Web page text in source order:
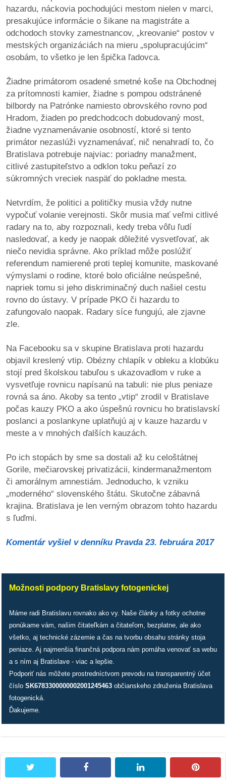
z
médií
videá
/
knihy
/
výstavy
o
nás
podpora
podporte
nás
podporili
nás
autorské
zázemie
kontaktujte
nás
reklama
hazardu, náckovia pochodujúci mestom nielen v marci,
presakujúce informácie o šikane na magistráte a
odchodoch stovky zamestnancov, „kreovanie“ postov v
mestských organizáciách na mieru „spolupracujúcim“
osobám, to všetko je len špička ľadovca.
Žiadne primátorom osadené smetné koše na Obchodnej
za prítomnosti kamier, žiadne s pompou odstránené
bilbordy na Patrónke namiesto obrovského rovno pod
Hradom, žiaden po predchodcoch dobudovaný most,
žiadne vyznamenávanie osobností, ktoré si tento
primátor nezaslúži vyznamenávať, nič nenahradí to, čo
Bratislava potrebuje najviac: poriadny manažment,
citlivé zastupiteľstvo a odklon toku peňazí zo
súkromných vreciek naspäť do pokladne mesta.
Netvrdím, že politici a političky musia vždy nutne
vypočuť volanie verejnosti. Skôr musia mať veľmi citlivé
radary na to, aby rozpoznali, kedy treba vôľu ľudí
nasledovať, a kedy je naopak dôležité vysvetľovať, ak
niečo nevidia správne. Ako príklad môže poslúžiť
referendum namierené proti teplej komunite, maskované
výmyslami o rodine, ktoré bolo oficiálne neúspešné,
napriek tomu si jeho diskriminačný duch našiel cestu
rovno do ústavy. V prípade PKO či hazardu to
zafungovalo naopak. Radary síce fungujú, ale zjavne
zle.
Na Facebooku sa v skupine Bratislava proti hazardu
objavil kreslený vtip. Obézny chlapík v obleku a klobúku
stojí pred školskou tabuľou s ukazovadlom v ruke a
vysvetľuje rovnicu napísanú na tabuli: nie plus peniaze
rovná sa áno. Akoby sa tento „vtip“ zrodil v Bratislave
počas kauzy PKO a ako úspešnú rovnicu ho bratislavskí
poslanci a poslankyne uplatňujú aj v kauze hazardu v
meste a v mnohých ďalších kauzách.
Po ich stopách by sme sa dostali až ku celoštátnej
Gorile, mečiarovskej privatizácii, kindermanažmentom
či amorálnym amnestiám. Jednoducho, k vzniku
„moderného“ slovenského štátu. Skutočne zábavná
krajina. Bratislava je len verným obrazom tohto hazardu
s ľuďmi.
Komentár vyšiel v denníku Pravda 23. februára 2017
Možnosti podpory Bratislavy fotogenickej
Máme radi Bratislavu rovnako ako vy. Naše články a fotky ochotne
ponúkame vám, našim čitateľkám a čitateľom, bezplatne, ale ako
všetko, aj technické zázemie a čas na tvorbu obsahu stránky stoja
peniaze. Aj najmenšia finančná podpora nám pomáha venovať sa webu
a s ním aj Bratislave - viac a lepšie.
Podporiť nás môžete prostredníctvom prevodu na transparentný účet
číslo SK6783300000002001245463 občianskeho združenia Bratislava
fotogenická.
Ďakujeme.
facebook linkedin